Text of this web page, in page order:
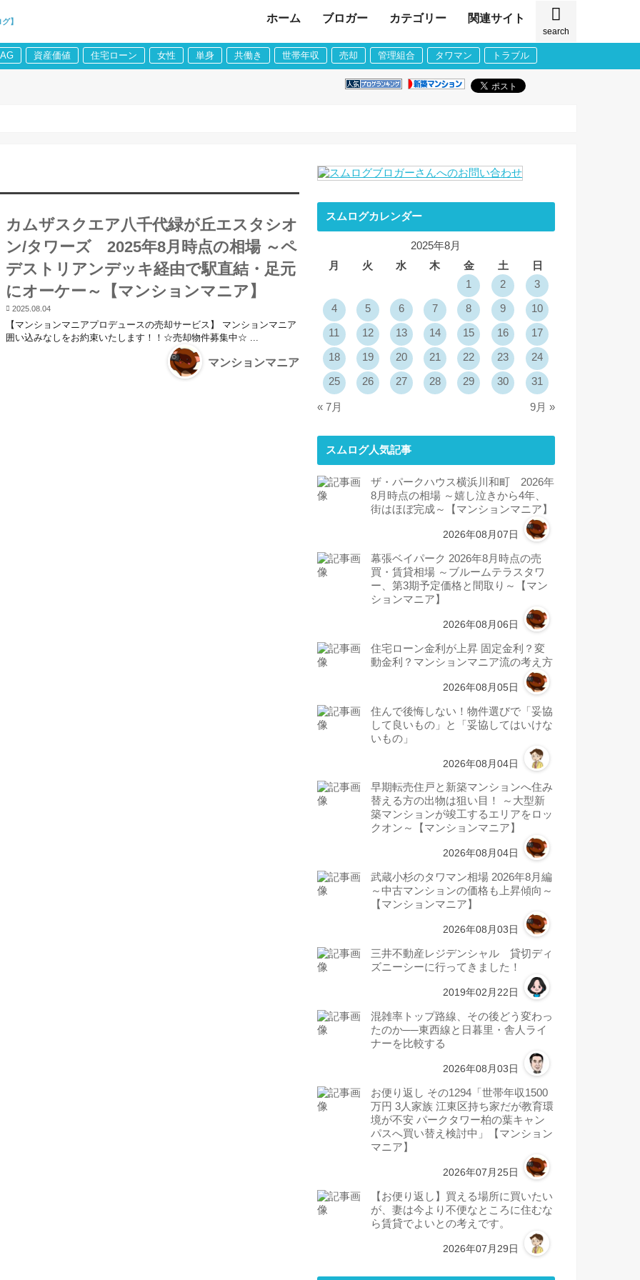
】
search
ホーム ブロガー カテゴリー 関連サイト
資産価値 住宅ローン 女性 単身 共働き 世帯年収 売却 管理組合 タワマン トラブル
カムザスクエア八千代緑が丘エスタシオ
ン/タワーズ 2025年8月時点の相場 ～ペ
デストリアンデッキ経由で駅直結・足元
にオーケー～【マンションマニア】
2025.08.04
【マンションマニアプロデュースの売却サービス】 マンションマニア
囲い込みなしをお約束いたします！！☆売却物件募集中☆ ...
マンションマニア
スムログカレンダー
2025年8月
月
火 水 木 金 土
日
1
2 3
4 5 6 7 8 9 10
11 12 13 14 15 16 17
18 19 20 21 22 23 24
25 26 27 28 29 30 31
« 7月 9月 »
スムログ人気記事
ザ・パークハウス横浜川和町 2026年
8月時点の相場 ～嬉し泣きから4年、
街はほぼ完成～【マンションマニア】
2026年08月07日
幕張ベイパーク 2026年8月時点の売
買・賃貸相場 ～ブルームテラスタワ
ー、第3期予定価格と間取り～【マン
ションマニア】
2026年08月06日
住宅ローン金利が上昇 固定金利？変
動金利？マンションマニア流の考え方
2026年08月05日
住んで後悔しない！物件選びで「妥協
して良いもの」と「妥協してはいけな
いもの」
2026年08月04日
早期転売住戸と新築マンションへ住み
替える方の出物は狙い目！ ～大型新
築マンションが竣工するエリアをロッ
クオン～【マンションマニア】
2026年08月04日
武蔵小杉のタワマン相場 2026年8月編
～中古マンションの価格も上昇傾向～
【マンションマニア】
2026年08月03日
三井不動産レジデンシャル 貸切ディ
ズニーシーに行ってきました！
2019年02月22日
混雑率トップ路線、その後どう変わっ
たのか──東西線と日暮里・舎人ライ
ナーを比較する
2026年08月03日
お便り返し その1294「世帯年収1500
万円 3人家族 江東区持ち家だが教育環
境が不安 パークタワー柏の葉キャン
パスへ買い替え検討中」【マンション
マニア】
2026年07月25日
【お便り返し】買える場所に買いたい
が、妻は今より不便なところに住むな
ら賃貸でよいとの考えです。
2026年07月29日